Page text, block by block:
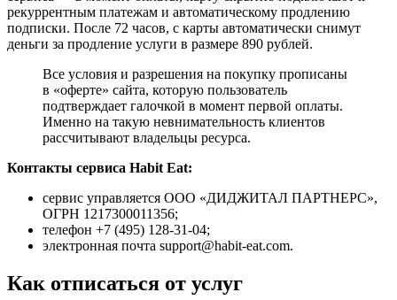
рекуррентным платежам и автоматическому продлению
подписки. После 72 часов, с карты автоматически снимут
деньги за продление услуги в размере 890 рублей.
Все условия и разрешения на покупку прописаны
в «оферте» сайта, которую пользователь
подтверждает галочкой в момент первой оплаты.
Именно на такую невнимательность клиентов
рассчитывают владельцы ресурса.
Контакты сервиса Habit Eat:
сервис управляется ООО «ДИДЖИТАЛ ПАРТНЕРС»,
ОГРН 1217300011356;
телефон +7 (495) 128-31-04;
электронная почта support@habit-eat.com.
Как отписаться от услуг